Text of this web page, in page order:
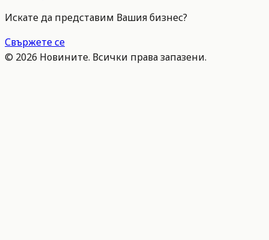
Искате да представим Вашия бизнес?
Свържете се
© 2026 Новините. Всички права запазени.